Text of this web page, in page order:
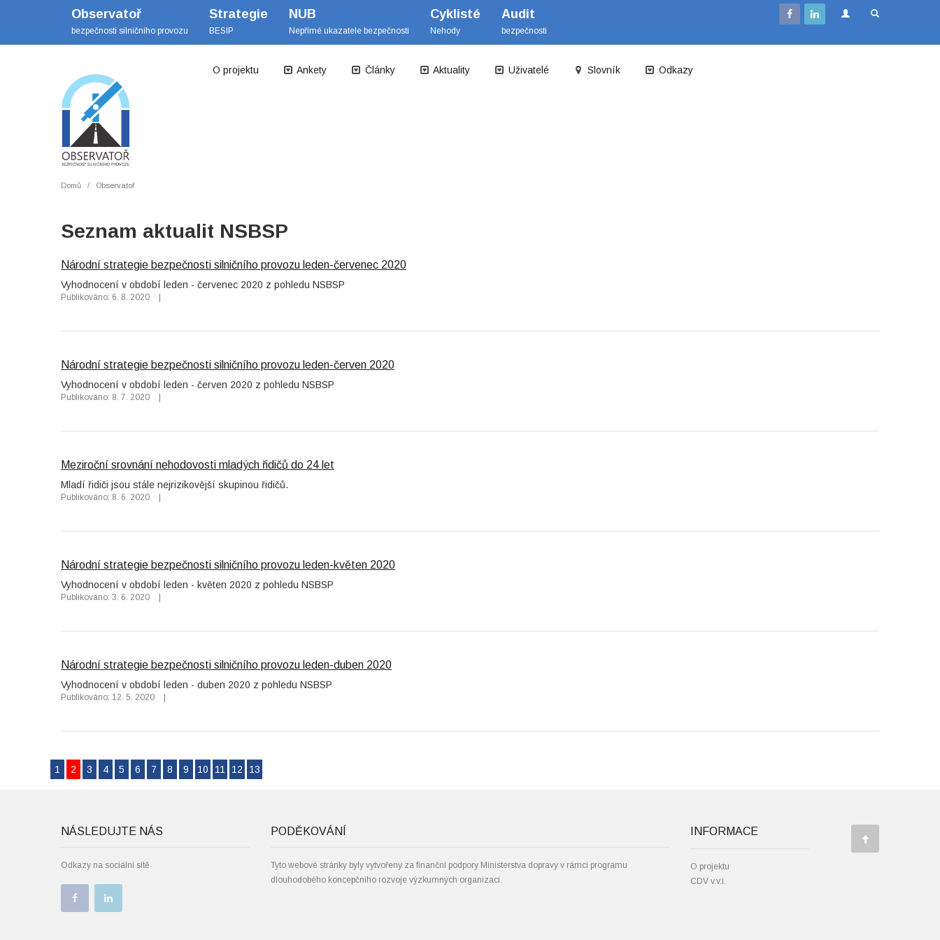
Observatoř
bezpečnosti silničního provozu
Strategie
BESIP
NUB
Nepřímé ukazatele bezpečnosti
Cyklisté
Nehody
Audit
bezpečnosti
O projektu Ankety Články Aktuality Uživatelé Slovník Odkazy
Domů Observatoř
Seznam aktualit NSBSP
Národní strategie bezpečnosti silničního provozu leden-červenec 2020
Vyhodnocení v období leden - červenec 2020 z pohledu NSBSP
Publikováno: 6. 8. 2020
Národní strategie bezpečnosti silničního provozu leden-červen 2020
Vyhodnocení v období leden - červen 2020 z pohledu NSBSP
Publikováno: 8. 7. 2020
Meziroční srovnání nehodovosti mladých řidičů do 24 let
Mladí řidiči jsou stále nejrizikovější skupinou řidičů.
Publikováno: 8. 6. 2020
Národní strategie bezpečnosti silničního provozu leden-květen 2020
Vyhodnocení v období leden - květen 2020 z pohledu NSBSP
Publikováno: 3. 6. 2020
Národní strategie bezpečnosti silničního provozu leden-duben 2020
Vyhodnocení v období leden - duben 2020 z pohledu NSBSP
Publikováno: 12. 5. 2020
1 2 3 4 5 6 7 8 9 10 11 12 13
NÁSLEDUJTE NÁS
Odkazy na sociální sítě
PODĚKOVÁNÍ
Tyto webové stránky byly vytvořeny za finanční podpory Ministerstva dopravy v rámci programu
dlouhodobého koncepčního rozvoje výzkumných organizací.
INFORMACE
O projektu
CDV v.v.i.